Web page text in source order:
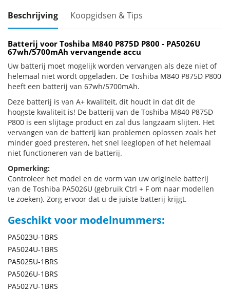
Beschrijving Koopgidsen & Tips
Batterij voor Toshiba M840 P875D P800 - PA5026U
67wh/5700mAh vervangende accu
Uw batterij moet mogelijk worden vervangen als deze niet of
helemaal niet wordt opgeladen. De Toshiba M840 P875D P800
heeft een batterij van 67wh/5700mAh.
Deze batterij is van A+ kwaliteit, dit houdt in dat dit de
hoogste kwaliteit is! De batterij van de Toshiba M840 P875D
P800 is een slijtage product en zal dus langzaam slijten. Het
vervangen van de batterij kan problemen oplossen zoals het
minder goed presteren, het snel leeglopen of het helemaal
niet functioneren van de batterij.
Opmerking:
Controleer het model en de vorm van uw originele batterij
van de Toshiba PA5026U (gebruik Ctrl + F om naar modellen
te zoeken). Zorg ervoor dat u de juiste batterij krijgt.
Geschikt voor modelnummers:
PA5023U-1BRS
PA5024U-1BRS
PA5025U-1BRS
PA5026U-1BRS
PA5027U-1BRS